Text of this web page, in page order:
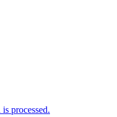
processed.